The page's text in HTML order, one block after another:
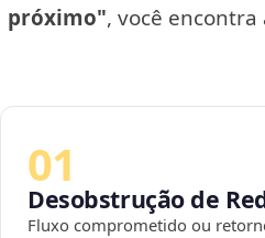
próximo", você
01
Desobstrução de
Fluxo comprometido ou